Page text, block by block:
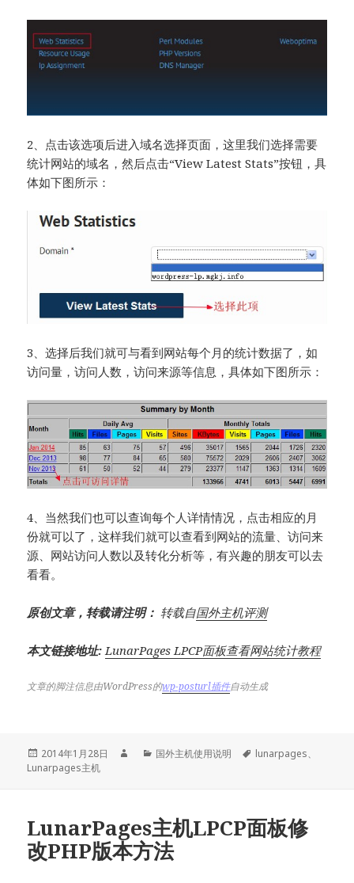
2、点击该选项后进入域名选择页面，这里我们选择需要
统计网站的域名，然后点击“View Latest Stats”按钮，具
体如下图所示：
3、选择后我们就可与看到网站每个月的统计数据了，如
访问量，访问人数，访问来源等信息，具体如下图所示：
4、当然我们也可以查询每个人详情情况，点击相应的月
份就可以了，这样我们就可以查看到网站的流量、访问来
源、网站访问人数以及转化分析等，有兴趣的朋友可以去
看看。
原创文章，转载请注明： 转载自国外主机评测
本文链接地址: LunarPages LPCP面板查看网站统计教程
文章的脚注信息由WordPress的wp-posturl插件自动生成
发
布
2014年1月28日
分
国外主机使用说明
标
lunarpages、
Lunarpages主机
LunarPages主机LPCP面板修
改PHP版本方法